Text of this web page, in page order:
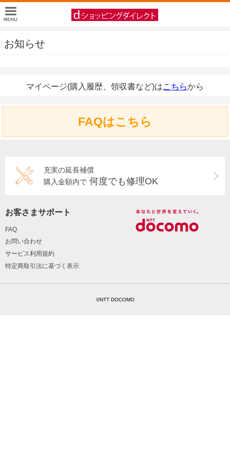
お知らせ
マイページ(購入履歴、領収書など)はこちらから
FAQはこちら
充実の延長補償
購入金額内で 何度でも修理OK
お客さまサポート
FAQ
お問い合わせ
サービス利用規約
特定商取引法に基づく表示
©NTT DOCOMO